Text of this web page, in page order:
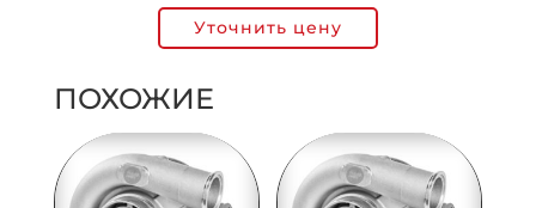
Уточнить цену
ПОХОЖИЕ